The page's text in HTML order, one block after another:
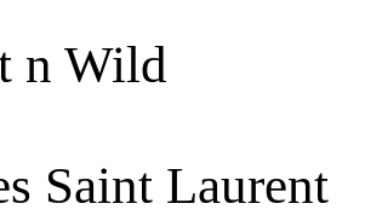
n Wild
Saint Laurent